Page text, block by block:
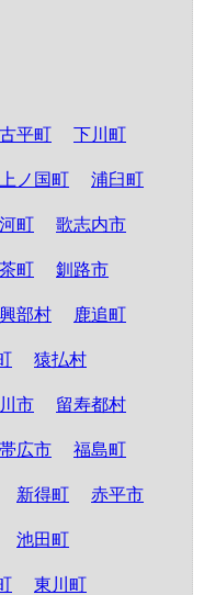
古平町 下川町
上ノ国町 浦臼町
町 歌志内市
町 釧路市
部村 鹿追町
猿払村
市 留寿都村
帯広市 福島町
新得町 赤平市
池田町
東川町